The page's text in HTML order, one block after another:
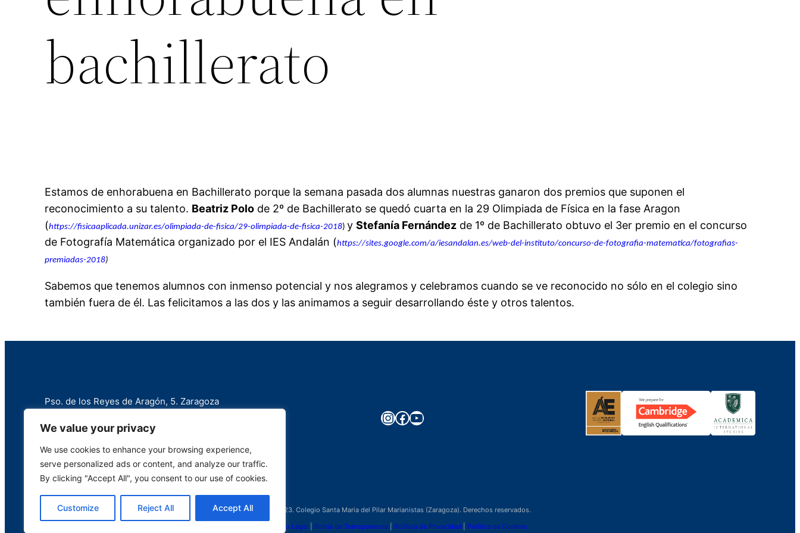
We value your privacy
We use cookies to enhance your browsing experience,
serve personalized ads or content, and analyze our traffic.
By clicking "Accept All", you consent to our use of cookies.
Customize Reject All Accept All
bachillerato
Estamos de enhorabuena en Bachillerato porque la semana pasada dos alumnas nuestras ganaron dos premios que suponen el
reconocimiento a su talento. Beatriz Polo de 2º de Bachillerato se quedó cuarta en la 29 Olimpiada de Física en la fase Aragon
(https://fisicaaplicada.unizar.es/olimpiada-de-fisica/29-olimpiada-de-fisica-2018) yStefanía Fernández de 1º de Bachillerato obtuvo el 3er premio en el concurso
de Fotografía Matemática organizado por el IES Andalán (https://sites.google.com/a/iesandalan.es/web-del-instituto/concurso-de-fotografia-matematica/fotografias-
premiadas-2018)
Sabemos que tenemos alumnos con inmenso potencial y nos alegramos y celebramos cuando se ve reconocido no sólo en el colegio sino
también fuera de él. Las felicitamos a las dos y las animamos a seguir desarrollando éste y otros talentos.
Pso. de los Reyes de Aragón, 5. Zaragoza
Instagram
Facebook
YouTube
©2023. Colegio Santa Maria del Pilar Marianistas (Zaragoza). Derechos reservados.
Aviso Legal Portal de Transparencia Política de Privacidad Política de Cookies